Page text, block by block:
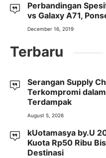
Perbandingan
vs Galaxy A71,
December 16, 2019
Terbaru
Serangan Supply
Terkompromi
Terdampak
August 5, 2026
kUotamasya by.U
Kuota Rp50 Ribu
Destinasi